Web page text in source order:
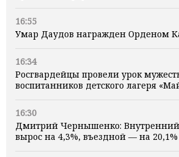
16:55
Умар Даудов награжден Орденом
16:34
Росгвардейцы провели урок
воспитанников детского лагеря
16:30
Дмитрий Чернышенко: Внутренний
вырос на 4,3%, въездной — на 20,1%